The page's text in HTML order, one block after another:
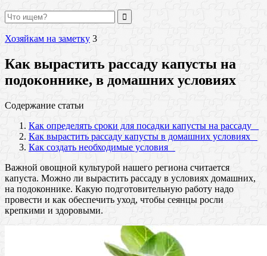
Хозяйкам на заметку 3
Как вырастить рассаду капусты на
подоконнике, в домашних условиях
Содержание статьи
Как определять сроки для посадки капусты на рассаду
Как вырастить рассаду капусты в домашних условиях
Как создать необходимые условия
Важной овощной культурой нашего региона считается
капуста. Можно ли вырастить рассаду в условиях домашних,
на подоконнике. Какую подготовительную работу надо
провести и как обеспечить уход, чтобы сеянцы росли
крепкими и здоровыми.